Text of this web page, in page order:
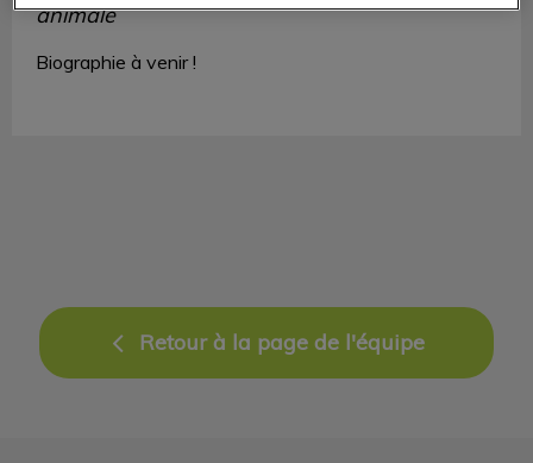
animale
Biographie à venir !
Retour à la page de l'équipe